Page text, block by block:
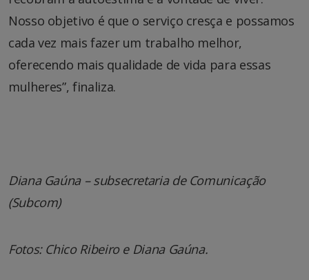
Nosso objetivo é que o serviço cresça e possamos
cada vez mais fazer um trabalho melhor,
oferecendo mais qualidade de vida para essas
mulheres”, finaliza.
Diana Gaúna – subsecretaria de Comunicação
(Subcom)
Fotos: Chico Ribeiro e Diana Gaúna.